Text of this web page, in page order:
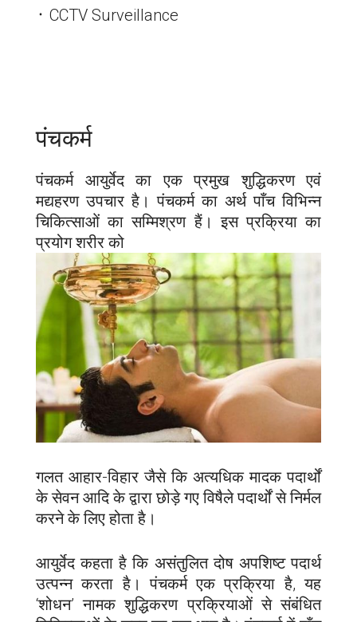
᛫ CCTV Surveillance
पंचकर्म
पंचकर्म आयुर्वेद का एक प्रमुख शुद्धिकरण एवं
मद्यहरण उपचार है। पंचकर्म का अर्थ पाँच विभिन्न
चिकित्साओं का सम्मिश्रण हैं। इस प्रक्रिया का
प्रयोग शरीर को
गलत आहार-विहार जैसे कि अत्यधिक मादक पदार्थों
के सेवन आदि के द्वारा छोड़े गए विषैले पदार्थों से निर्मल
करने के लिए होता है।
आयुर्वेद कहता है कि असंतुलित दोष अपशिष्ट पदार्थ
उत्पन्न करता है। पंचकर्म एक प्रक्रिया है, यह
‘शोधन’ नामक शुद्धिकरण प्रक्रियाओं से संबंधित